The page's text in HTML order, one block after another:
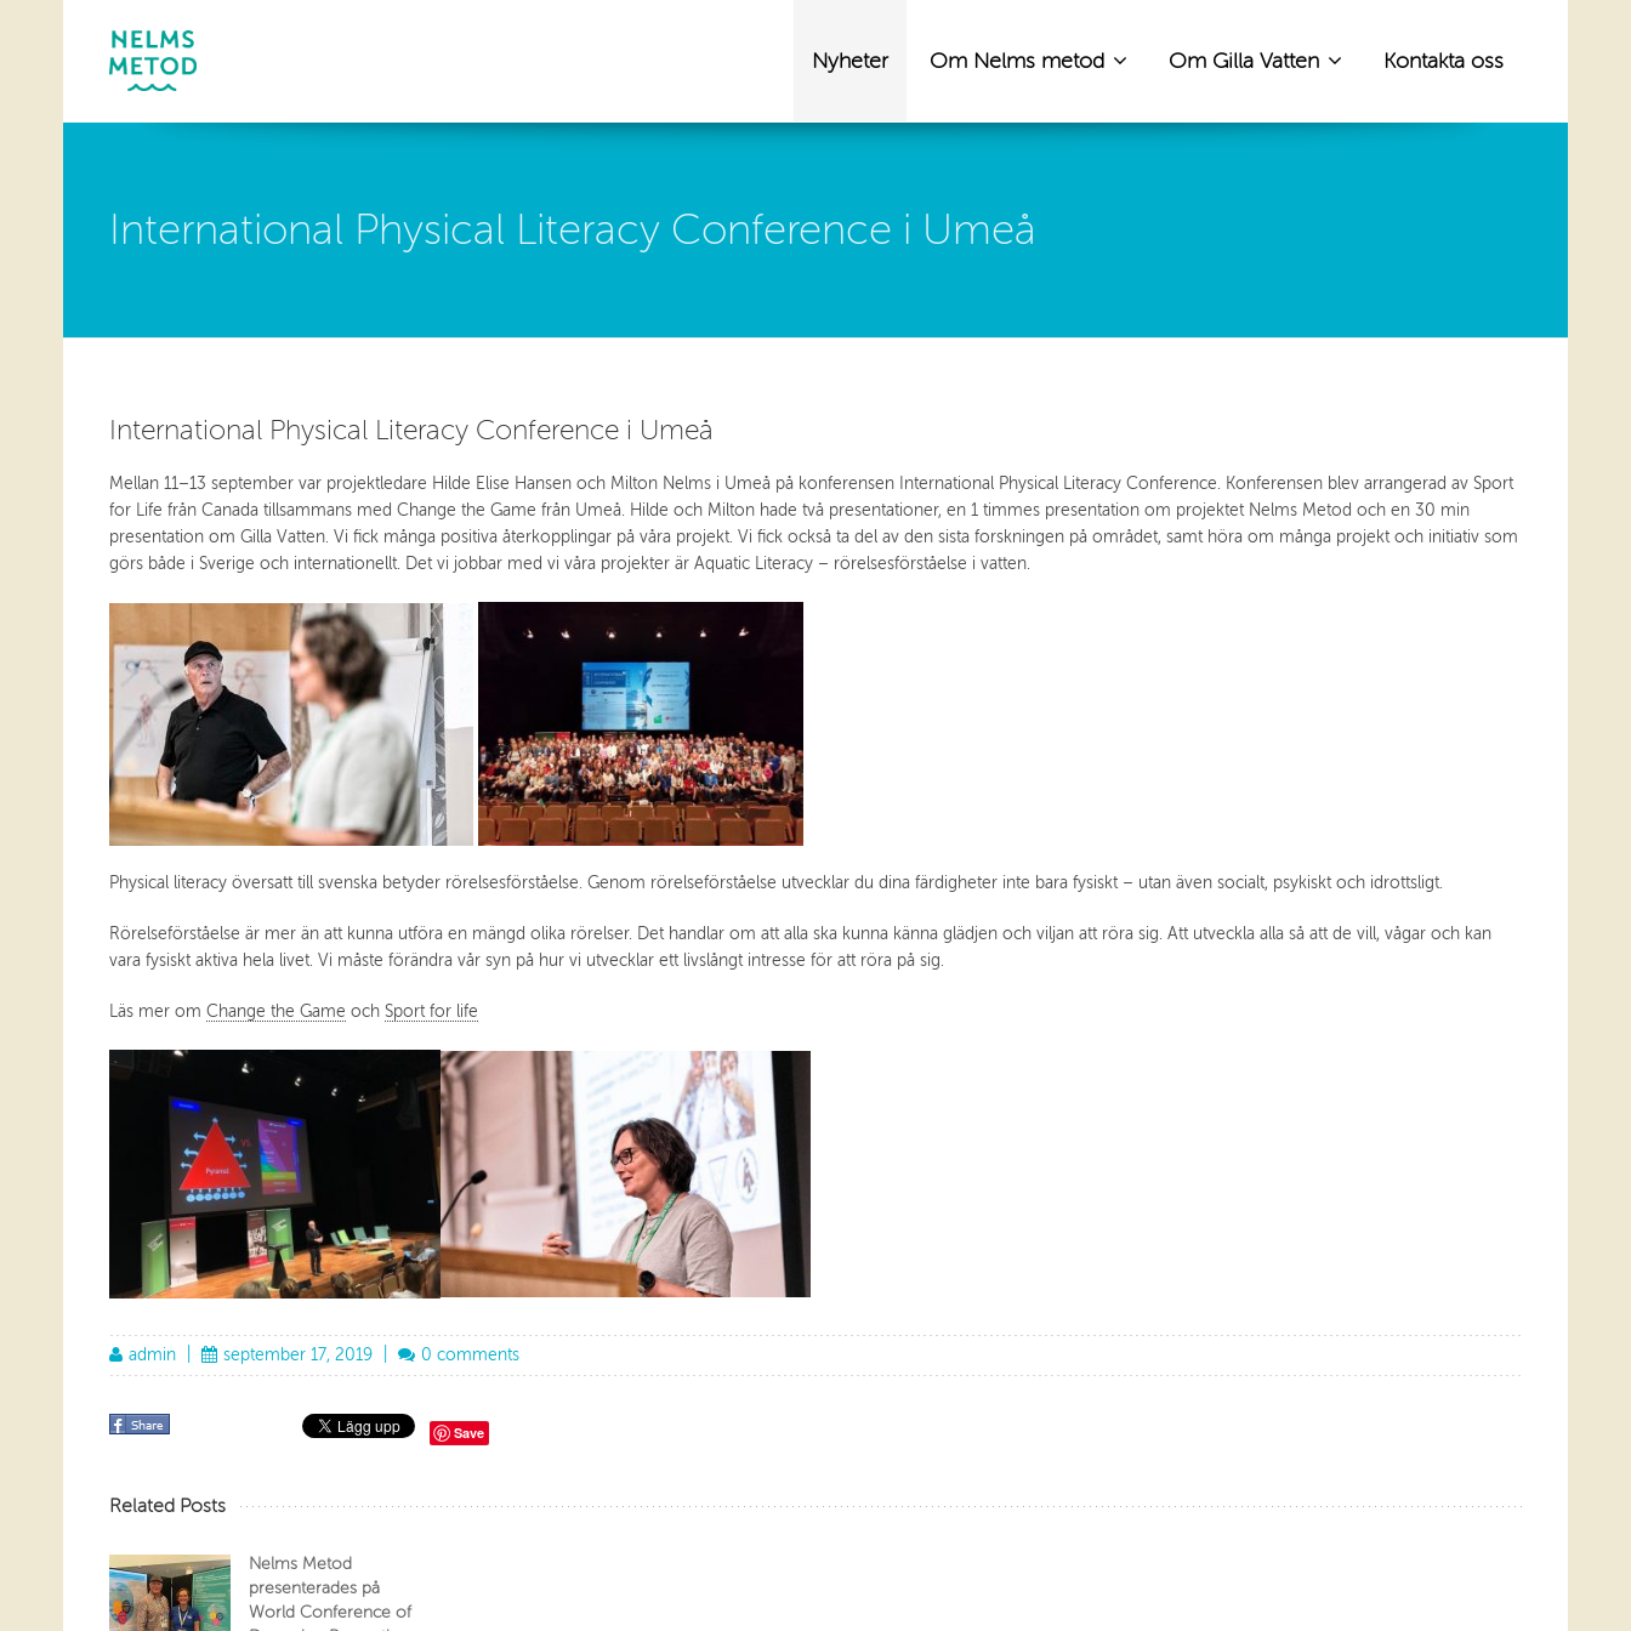
Nyheter Om Nelms metod Om Gilla Vatten Kontakta oss
International Physical Literacy Conference i Umeå
International Physical Literacy Conference i Umeå
Mellan 11–13 september var projektledare Hilde Elise Hansen och Milton Nelms i Umeå på konferensen International Physical Literacy Conference. Konferensen blev arrangerad av Sport
for Life från Canada tillsammans med Change the Game från Umeå. Hilde och Milton hade två presentationer, en 1 timmes presentation om projektet Nelms Metod och en 30 min
presentation om Gilla Vatten. Vi fick många positiva återkopplingar på våra projekt. Vi fick också ta del av den sista forskningen på området, samt höra om många projekt och initiativ som
görs både i Sverige och internationellt. Det vi jobbar med vi våra projekter är Aquatic Literacy – rörelsesförståelse i vatten.
Physical literacy översatt till svenska betyder rörelsesförståelse. Genom rörelseförståelse utvecklar du dina färdigheter inte bara fysiskt – utan även socialt, psykiskt och idrottsligt.
Rörelseförståelse är mer än att kunna utföra en mängd olika rörelser. Det handlar om att alla ska kunna känna glädjen och viljan att röra sig. Att utveckla alla så att de vill, vågar och kan
vara fysiskt aktiva hela livet. Vi måste förändra vår syn på hur vi utvecklar ett livslångt intresse för att röra på sig.
Läs mer om Change the Game och Sport for life
admin september 17, 2019 0 comments
Save
Related Posts
Nelms Metod
presenterades på
World Conference of